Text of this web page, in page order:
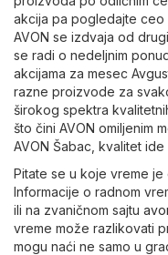
akcija pa pogledajte ceo
AVON se izdvaja od
se radi o nedeljnim
akcijama za mesec
razne proizvode za
širokog spektra
što čini AVON omiljenim
AVON Šabac, kvalitet
Pitate se u koje vreme
Informacije o radnom
ili na zvaničnom sajtu
vreme može razlikovati
mogu naći ne samo u